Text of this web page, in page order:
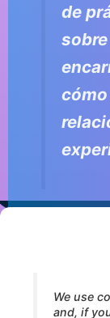
We use
and, if
de